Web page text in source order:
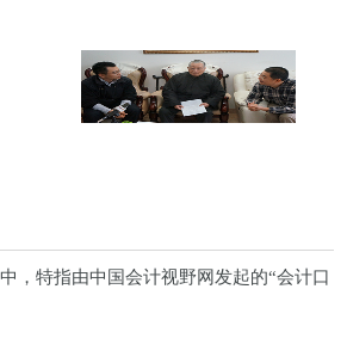
，特指由中国会计视野网发起的“会计口